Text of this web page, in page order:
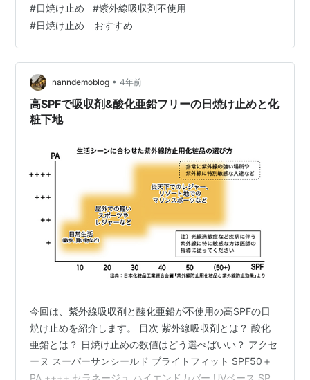
たこちらの日焼け止めがリニューアルしたようです。
www.addie-watashidukuri.com 前回使っていた時も感じ
たのですが、使い心地がとても軽いのです。 “すーっとの
びて、うるおい続く”とパッケージにも記されていました
が、さらっと伸びてくれて、しっとり感が続くところ
が…
#日焼け止め #紫外線吸収剤不使用
#日焼け止め おすすめ
nanndemoblog • 4年前
高SPFで吸収剤&酸化亜鉛フリーの日焼け止めと化
粧下地
今回は、紫外線吸収剤と酸化亜鉛が不使用の高SPFの日
焼け止めを紹介します。 目次 紫外線吸収剤とは？ 酸化
亜鉛とは？ 日焼け止めの数値はどう選べばいい？ アクセ
ーヌ スーパーサンシールド ブライトフィット SPF50＋
PA ++++ セラネージュ ハイエンドカバー UVベース SPF